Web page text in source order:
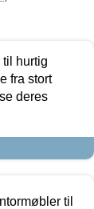
til hurtig
fra stort
deres
til